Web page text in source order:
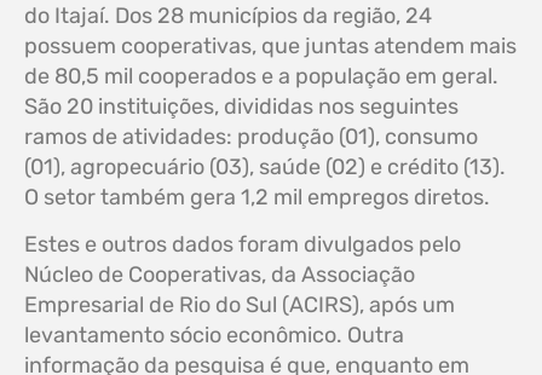
do Itajaí. Dos 28 municípios da região, 24
possuem cooperativas, que juntas atendem mais
de 80,5 mil cooperados e a população em geral.
São 20 instituições, divididas nos seguintes
ramos de atividades: produção (01), consumo
(01), agropecuário (03), saúde (02) e crédito (13).
O setor também gera 1,2 mil empregos diretos.
Estes e outros dados foram divulgados pelo
Núcleo de Cooperativas, da Associação
Empresarial de Rio do Sul (ACIRS), após um
levantamento sócio econômico. Outra
informação da pesquisa é que, enquanto em